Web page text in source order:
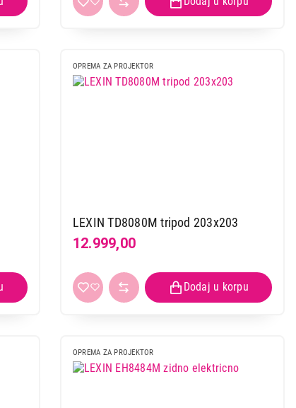
OPREMA ZA PROJEKTOR
LEXIN TD8080M tripod 203x203
12.999,00
OPREMA ZA PROJEKTOR